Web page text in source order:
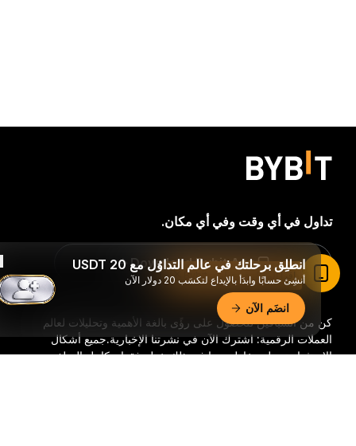
كن من السباقين للحصول على رؤًى بالغة الأهمية وتحليلات لعالم
العملات الرقمية: اشترك الآن في نشرتنا الإخبارية.جميع أشكال
الاستثمار تحمل مخاطر، بما في ذلك خطر فقدان كامل المبلغ
تداول في أي وقت وفي أي مكان.
Download Bybit App
انطلِق برحلتك في عالم التداوُل مع 20 USDT
أنشِئ حسابًا وابدَأ بالإيداع لتكسَب 20 دولار الآن
انضَم الآن
اقرأ المقال في تطبيق Bybit